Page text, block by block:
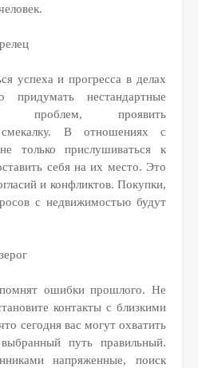
успеха и прогресса в делах
придумать нестандартные
проблем, проявить
смекалку. В отношениях с
только прислушиваться к
себя на их место. Это
и конфликтов. Покупки,
с недвижимостью будут
ошибки прошлого. Не
контакты с близкими
сегодня вас могут охватить
путь правильный.
напряженные, поиск